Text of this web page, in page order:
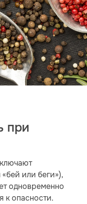
при
или беги»),
одновременно
к опасности.